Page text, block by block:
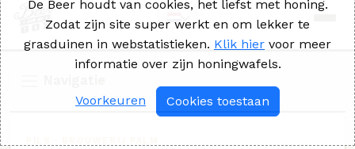
De Beer houdt van cookies, het liefst met honing.
Zodat zijn site super werkt en om lekker te
grasduinen in webstatistieken. Klik hier voor meer
informatie over zijn honingwafels.
Voorkeuren Cookies toestaan